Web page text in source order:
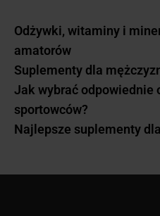
Odżywki, witaminy i
amatorów
Suplementy dla
Jak wybrać odpowiednie
sportowców?
Najlepsze suplementy